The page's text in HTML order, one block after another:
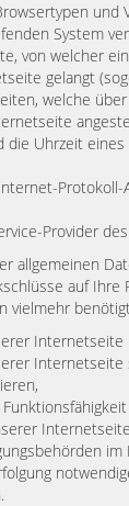
und
System
von welcher
gelangt
welche
die Uhrzeit eines
Protokoll-
Provider
allgemeinen
auf Ihre
vielmehr
Internetseite
Internetseite
im